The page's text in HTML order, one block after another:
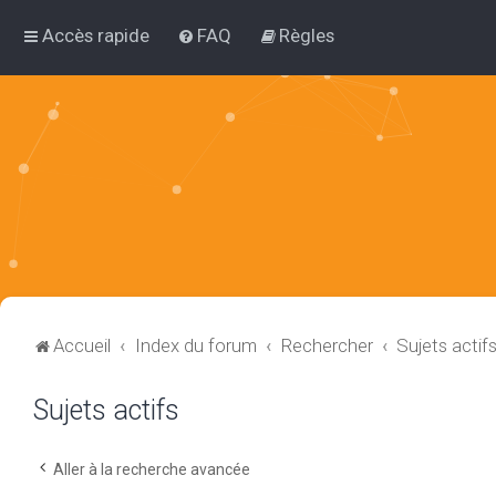
Accès rapide FAQ Règles
Accueil Index du forum Rechercher Sujets
Sujets actifs
Aller à la recherche avancée